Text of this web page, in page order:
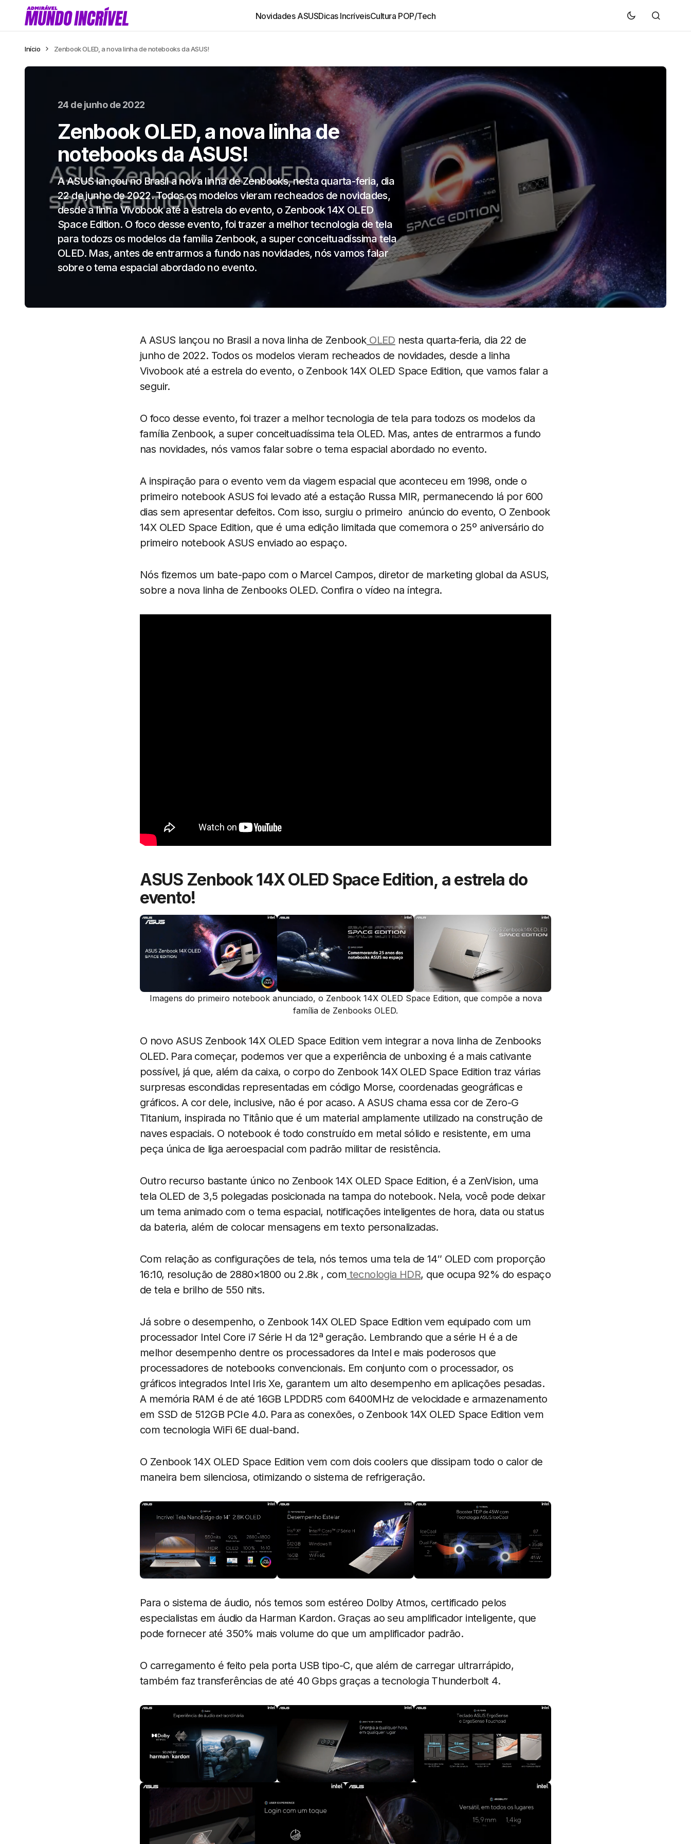
Novidades ASUSDicas IncríveisCultura POP/Tech
Início Zenbook OLED, a nova linha de notebooks da ASUS!
24 de junho de 2022
Zenbook OLED, a nova linha de
notebooks da ASUS!
A ASUS lançou no Brasil a nova linha de Zenbooks, nesta quarta-feria, dia
22 de junho de 2022. Todos os modelos vieram recheados de novidades,
desde a linha Vivobook até a estrela do evento, o Zenbook 14X OLED
Space Edition. O foco desse evento, foi trazer a melhor tecnologia de tela
para todozs os modelos da família Zenbook, a super conceituadíssima tela
OLED. Mas, antes de entrarmos a fundo nas novidades, nós vamos falar
sobre o tema espacial abordado no evento.
A ASUS lançou no Brasil a nova linha de ZenbookOLED nesta quarta-feria, dia 22 de
junho de 2022. Todos os modelos vieram recheados de novidades, desde a linha
Vivobook até a estrela do evento, o Zenbook 14X OLED Space Edition, que vamos falar a
seguir.
O foco desse evento, foi trazer a melhor tecnologia de tela para todozs os modelos da
família Zenbook, a super conceituadíssima tela OLED. Mas, antes de entrarmos a fundo
nas novidades, nós vamos falar sobre o tema espacial abordado no evento.
A inspiração para o evento vem da viagem espacial que aconteceu em 1998, onde o
primeiro notebook ASUS foi levado até a estação Russa MIR, permanecendo lá por 600
dias sem apresentar defeitos. Com isso, surgiu o primeiro anúncio do evento, O Zenbook
14X OLED Space Edition, que é uma edição limitada que comemora o 25º aniversário do
primeiro notebook ASUS enviado ao espaço.
Nós fizemos um bate-papo com o Marcel Campos, diretor de marketing global da ASUS,
sobre a nova linha de Zenbooks OLED. Confira o vídeo na íntegra.
ASUS Zenbook 14X OLED Space Edition, a estrela do
evento!
Imagens do primeiro notebook anunciado, o Zenbook 14X OLED Space Edition, que compõe a nova
família de Zenbooks OLED.
O novo ASUS Zenbook 14X OLED Space Edition vem integrar a nova linha de Zenbooks
OLED. Para começar, podemos ver que a experiência de unboxing é a mais cativante
possível, já que, além da caixa, o corpo do Zenbook 14X OLED Space Edition traz várias
surpresas escondidas representadas em código Morse, coordenadas geográficas e
gráficos. A cor dele, inclusive, não é por acaso. A ASUS chama essa cor de Zero-G
Titanium, inspirada no Titânio que é um material amplamente utilizado na construção de
naves espaciais. O notebook é todo construído em metal sólido e resistente, em uma
peça única de liga aeroespacial com padrão militar de resistência.
Outro recurso bastante único no Zenbook 14X OLED Space Edition, é a ZenVision, uma
tela OLED de 3,5 polegadas posicionada na tampa do notebook. Nela, você pode deixar
um tema animado com o tema espacial, notificações inteligentes de hora, data ou status
da bateria, além de colocar mensagens em texto personalizadas.
Com relação as configurações de tela, nós temos uma tela de 14″ OLED com proporção
16:10, resolução de 2880×1800 ou 2.8k , com tecnologia HDR, que ocupa 92% do espaço
de tela e brilho de 550 nits.
Já sobre o desempenho, o Zenbook 14X OLED Space Edition vem equipado com um
processador Intel Core i7 Série H da 12ª geração. Lembrando que a série H é a de
melhor desempenho dentre os processadores da Intel e mais poderosos que
processadores de notebooks convencionais. Em conjunto com o processador, os
gráficos integrados Intel Iris Xe, garantem um alto desempenho em aplicações pesadas.
A memória RAM é de até 16GB LPDDR5 com 6400MHz de velocidade e armazenamento
em SSD de 512GB PCIe 4.0. Para as conexões, o Zenbook 14X OLED Space Edition vem
com tecnologia WiFi 6E dual-band.
O Zenbook 14X OLED Space Edition vem com dois coolers que dissipam todo o calor de
maneira bem silenciosa, otimizando o sistema de refrigeração.
Para o sistema de áudio, nós temos som estéreo Dolby Atmos, certificado pelos
especialistas em áudio da Harman Kardon. Graças ao seu amplificador inteligente, que
pode fornecer até 350% mais volume do que um amplificador padrão.
O carregamento é feito pela porta USB tipo-C, que além de carregar ultrarrápido,
também faz transferências de até 40 Gbps graças a tecnologia Thunderbolt 4.